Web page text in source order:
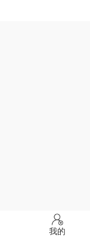
我的